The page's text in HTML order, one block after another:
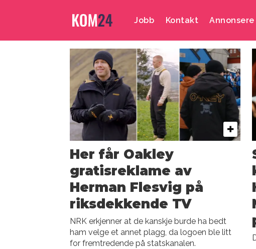
Jobb Kontakt Annonsere
Emne:
mikkel
Her får Oakley
gratisreklame av
Herman Flesvig på
riksdekkende TV
NRK erkjenner at de kanskje burde ha bedt
ham velge et annet plagg, da logoen ble litt
for fremtredende på statskanalen.